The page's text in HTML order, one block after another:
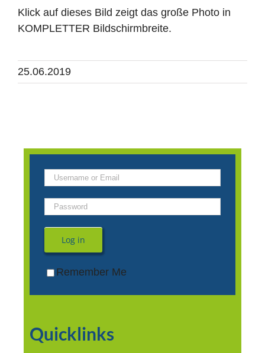
Klick auf dieses Bild zeigt das große Photo in
KOMPLETTER Bildschirmbreite.
25.06.2019
Log in
Remember Me
Quicklinks